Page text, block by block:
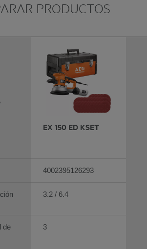
PRODUCTOS
de
EX 150 ED KSET
4002395126293
3.2 / 6.4
3